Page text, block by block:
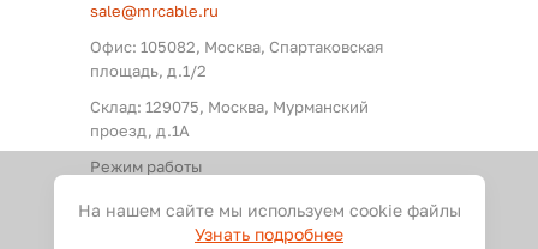
sale@mrcable.ru
Офис: 105082, Москва, Спартаковская
площадь, д.1/2
Склад: 129075, Москва, Мурманский
проезд, д.1А
Режим работы
На нашем сайте мы используем cookie файлы
Узнать подробнее